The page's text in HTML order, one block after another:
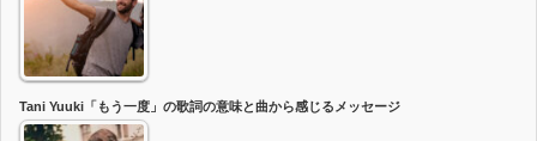
Tani Yuuki「もう一度」の歌詞の意味と曲から感じるメッセージ